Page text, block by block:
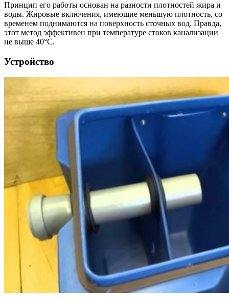
Принцип его работы основан на разности плотностей жира и
воды. Жировые включения, имеющие меньшую плотность, со
временем поднимаются на поверхность сточных вод. Правда,
этот метод эффективен при температуре стоков канализации
не выше 40°C.
Устройство